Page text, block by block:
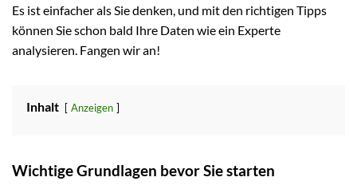
Es ist einfacher als Sie denken, und mit den richtigen Tipps
können Sie schon bald Ihre Daten wie ein Experte
analysieren. Fangen wir an!
Inhalt Anzeigen
Wichtige Grundlagen bevor Sie starten